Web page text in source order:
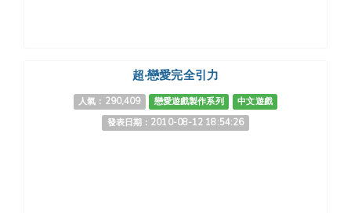
超‧戀愛完全引力
人氣：290,409 戀愛遊戲製作系列
中文遊戲
發表日期：2010-08-12 18:54:26